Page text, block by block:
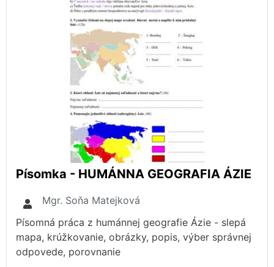
Písomka - HUMÁNNA GEOGRAFIA ÁZIE
Mgr. Soňa Matejková
Písomná práca z humánnej geografie Ázie - slepá
mapa, krúžkovanie, obrázky, popis, výber správnej
odpovede, porovnanie